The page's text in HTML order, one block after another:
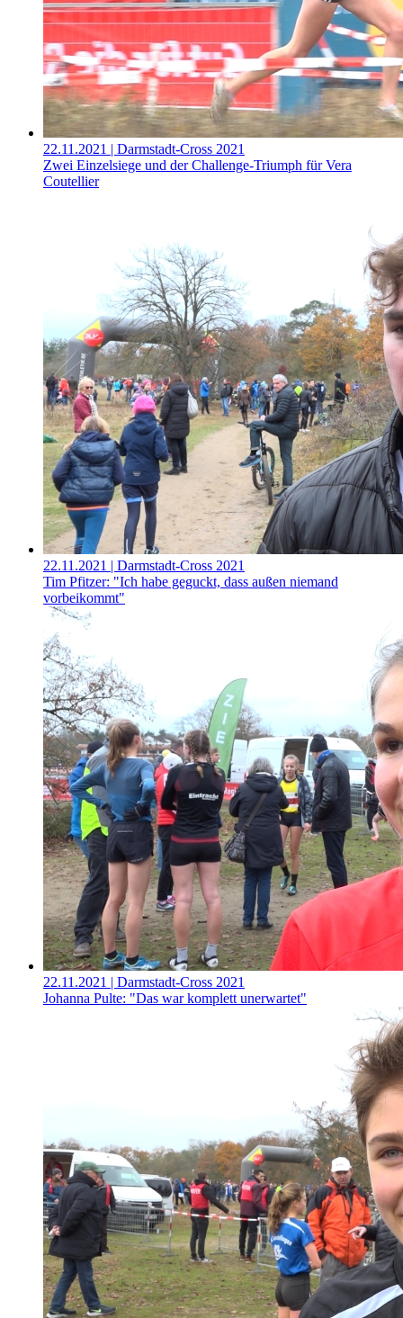
22.11.2021 | Darmstadt-Cross 2021
Zwei Einzelsiege und der Challenge-Triumph für Vera
Coutellier
22.11.2021 | Darmstadt-Cross 2021
Tim Pfitzer: "Ich habe geguckt, dass außen niemand
vorbeikommt"
22.11.2021 | Darmstadt-Cross 2021
Johanna Pulte: "Das war komplett unerwartet"